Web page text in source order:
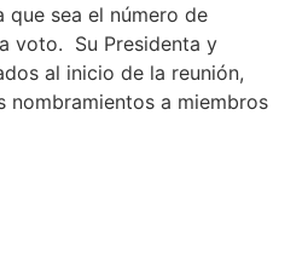
sea el número de
voto. Su Presidenta y
al inicio de la reunión,
nombramientos a miembros